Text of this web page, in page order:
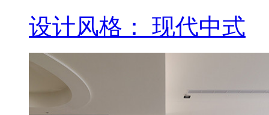
设计风格： 现代中式